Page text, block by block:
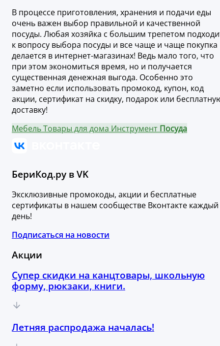
В процессе приготовления, хранения и подачи еды
очень важен выбор правильной и качественной
посуды. Любая хозяйка с большим трепетом
к вопросу выбора посуды и все чаще и чаще покупка
делается в интернет-магазинах! Ведь мало того, что
при этом экономиться время, но и получается
существенная денежная выгода. Особенно это
заметно если использовать промокод, купон, код
акции, сертификат на скидку, подарок или
доставку!
МебельТовары для дома Инструмент Посуда
БериКод.ру в VK
Эксклюзивные промокоды, акции и бесплатные
сертификаты в нашем сообществе Вконтакте каждый
день!
Подписаться на новости
Акции
Супер скидки на канцтовары, школьную
форму, рюкзаки, книги.
Летняя распродажа началась!